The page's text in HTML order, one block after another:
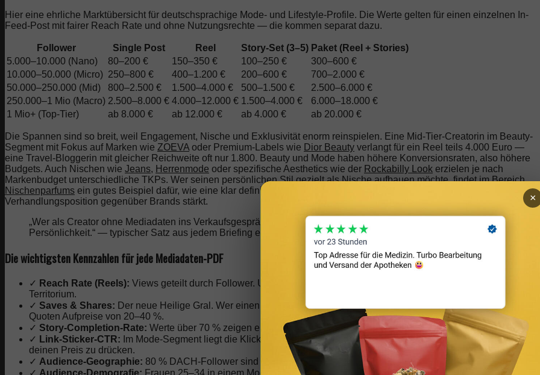
Hier eine ehrliche Marktübersicht für deutschsprachige Mode- und Lifestyle-Profile. Die Werte gelten für einen einzelnen In-
Feed-Post mit fairer Reach Rate und ohne Nutzungsrechte — die kommen separat dazu.
Follower Single Post Reel Story-Set (3–5) Paket (Reel + Stories)
5.000–10.000 (Nano)
80–200 € 150–350 € 100–250 €
300–600 €
10.000–50.000 (Micro) 250–800 € 400–1.200 € 200–600 €
700–2.000 €
50.000–250.000 (Mid)
800–2.500 € 1.500–4.000 € 500–1.500 €
2.500–6.000 €
250.000–1 Mio (Macro) 2.500–8.000 € 4.000–12.000 € 1.500–4.000 €
6.000–18.000 €
1 Mio+ (Top-Tier)
ab 8.000 € ab 12.000 € ab 4.000 € ab 20.000 €
Die Spannen sind so breit, weil Engagement, Nische und Exklusivität enorm reinspielen. Eine Mid-Tier-Creatorin im Beauty-
Segment mit Fokus auf Marken wie ZOEVA oder Premium-Labels wie Dior Beauty verlangt für ein Reel teils 4.000 Euro —
eine Travel-Bloggerin mit gleicher Reichweite oft nur 1.800. Beauty und Mode haben höhere Konversionsraten, also höhere
Budgets. Auch Nischen wie Jeans, Herrenmode oder spezifische Aesthetics wie der Rockabilly Look erzielen je nach
Markenbudget unterschiedliche TKPs. Wer seinen persönlichen Stil gezielt als Nische aufbauen möchte, findet im Bereich
Nischenparfums ein gutes Beispiel dafür, wie eine klar definierte Ästhetik die eigene Positionierung schärft und damit auch
Verhandlungsposition gegenüber Brands stärkt.
„Wer als Creator ohne Mediadaten ins Verkaufsgespräch geht, hat schon verloren. Brands kaufen Daten, keine
Persönlichkeit.“ — typischer Satz aus jedem Briefing einer Hamburger Influencer-Agentur.
Die wichtigsten Kennzahlen für jede Mediadaten-PDF
✓ Reach Rate (Reels): Views geteilt durch Follower. Unter 0,5 ist schwach, 1,0–2,0 ist solide, alles über 3,0 ist
Territorium.
✓ Saves & Shares: Der neue Heilige Gral. Wer einen Post speichert, plant Kaufabsicht. Brands zahlen für hohe Save-
Quoten Aufpreise von 20–40 %.
✓ Story-Completion-Rate: Werte über 70 % zeigen eine echte Community.
✓ Link-Sticker-CTR: Im Mode-Segment liegt die Klickrate bei 1,2 bis 2,8 %. Alles darunter ist ein Argument für Brands,
deinen Preis zu drücken.
✓ Audience-Geographie: 80 % DACH-Follower sind für deutsche Brands das Doppelte wert wie ein internationaler
✓ Audience-Demografie: Frauen 25–34 in einem Mode-Account sind goldwert, Männer 13–17 sind kaum
×